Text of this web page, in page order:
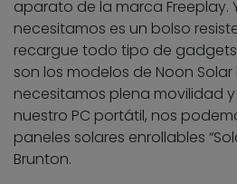
aparato de la marca Freeplay.
necesitamos es un bolso
recargue todo tipo de
son los modelos de Noon Solar
necesitamos plena movilidad
nuestro PC portátil, nos
paneles solares enrollables
Brunton.